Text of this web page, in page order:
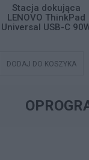
Stacja dokująca
LENOVO ThinkPad
Universal USB-C
DODAJ DO KOSZYKA